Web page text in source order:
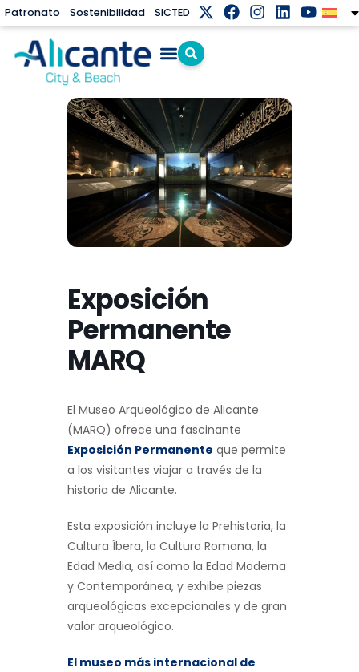
Patronato Sostenibilidad SICTED
Exposición
Permanente
MARQ
El Museo Arqueológico de Alicante
(MARQ) ofrece una fascinante
Exposición Permanente que permite
a los visitantes viajar a través de la
historia de Alicante.
Esta exposición incluye la Prehistoria, la
Cultura Íbera, la Cultura Romana, la
Edad Media, así como la Edad Moderna
y Contemporánea, y exhibe piezas
arqueológicas excepcionales y de gran
valor arqueológico.
El museo más internacional de